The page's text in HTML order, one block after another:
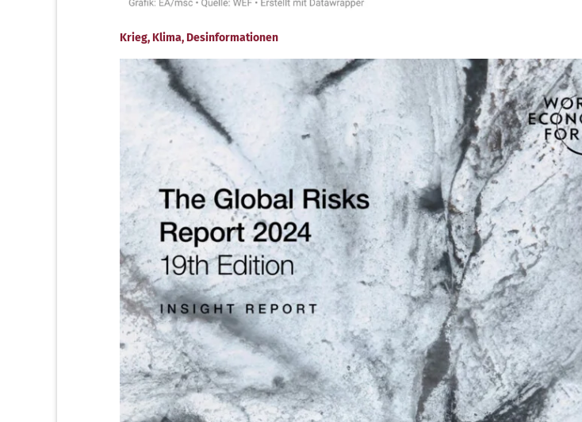
Krieg, Klima, Desinformationen